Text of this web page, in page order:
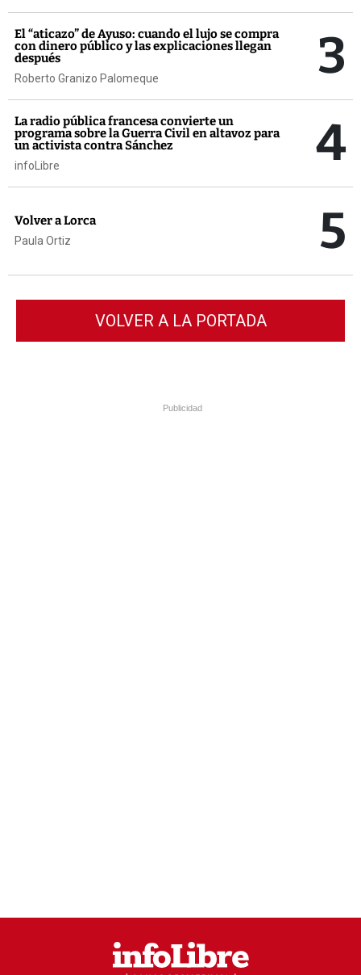
El “aticazo” de Ayuso: cuando el lujo se compra
con dinero público y las explicaciones llegan
después
Roberto Granizo Palomeque 3
La radio pública francesa convierte un
programa sobre la Guerra Civil en altavoz para
un activista contra Sánchez
infoLibre 4
Volver a Lorca
Paula Ortiz 5
VOLVER A LA PORTADA
Publicidad